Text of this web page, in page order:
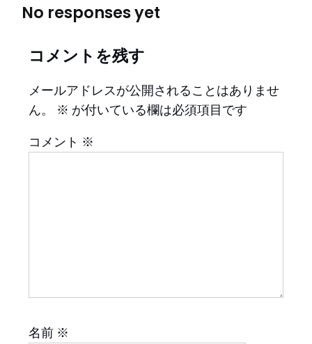
No responses yet
コメントを残す
メールアドレスが公開されることはありませ
ん。
※ が付いている欄は必須項目です
コメント ※
名前 ※